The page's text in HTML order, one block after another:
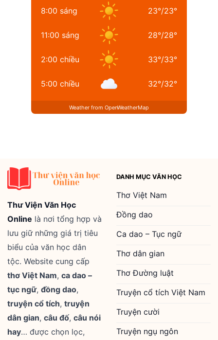
8:00 sáng 23°/23°
11:00 sáng 28°/28°
2:00 chiều 33°/33°
5:00 chiều 32°/32°
Weather from OpenWeatherMap
Thư Viện Văn Học
Online là nơi tổng hợp và
lưu giữ những giá trị tiêu
biểu của văn học dân
tộc. Website cung cấp
thơ Việt Nam, ca dao –
tục ngữ, đồng dao,
truyện cổ tích, truyện
dân gian, câu đố, câu nói
hay… được chọn lọc,
DANH MỤC VĂN HỌC
Thơ Việt Nam
Đồng dao
Ca dao – Tục ngữ
Thơ dân gian
Thơ Đường luật
Truyện cổ tích Việt Nam
Truyện cười
Truyện ngụ ngôn